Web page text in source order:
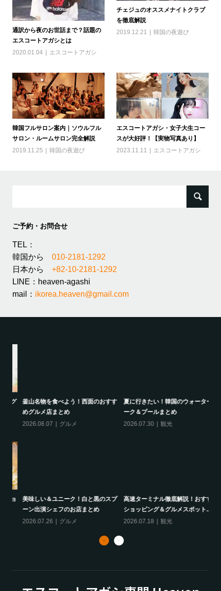
通訳から夜のお世話まで？話題の
エスコートアガシとは
2020.01.04
エスコートアガシ
チェジュのオススメナイトクラブ
を徹底解説
2019.12.21
韓国の夜遊び
韓国フルサロン案内｜ソウルフル
サロン・ルームサロン完全解説
2019.11.25
韓国の夜遊び
エスコートアガシ・女子大生コー
スが大好評！【実物写真あり】
2023.11.11
エスコートアガシ
ご予約・お問合せ
TEL：
韓国から 010-2181-1292
日本から +82-10-2181-1292
LINE：heaven-agashi
mail： ikorea.heaven@gmail.com
釜山名物を食べよう！西面のおすす
めグルメ店まとめ
2026.08.07
グルメ
夏に行きたい！韓国のウォーターパ
ーク＆プールまとめ
2026.07.30
観光
美味しい＆ユニーク！白と黒のスプ
ーン出演シェフのお店まとめ
2026.07.26
グルメ
高速ターミナル徹底解説！おすすめ
ショッピング＆グルメスポット...
2026.07.18
観光